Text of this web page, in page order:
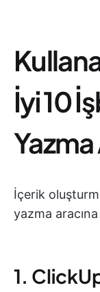
İyi 10
Yazma
İçerik
yazma
1.